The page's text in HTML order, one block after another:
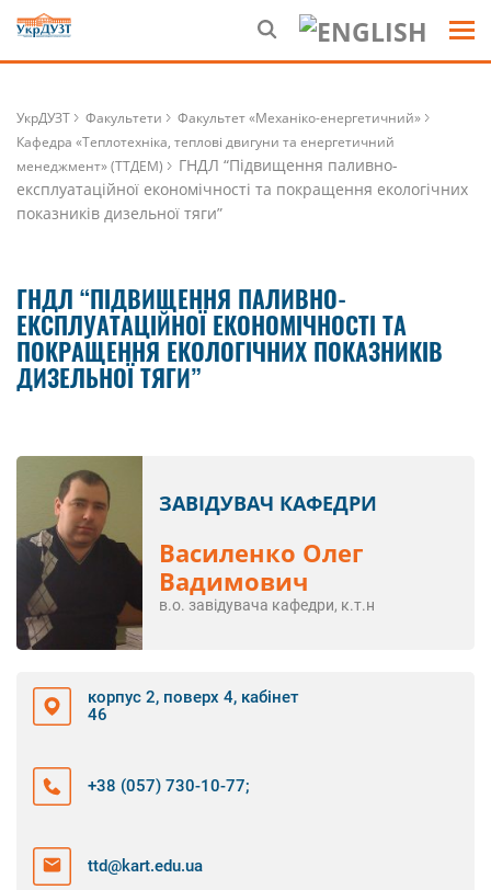
УкрДУЗТ Факультети
Факультет «Механіко-енергетичний»
Кафедра «Теплотехніка, теплові двигуни та енергетичний
менеджмент» (ТТДЕМ)
ГНДЛ “Підвищення паливно-
експлуатаційної економічності та покращення екологічних
показників дизельної тяги”
ГНДЛ “ПІДВИЩЕННЯ ПАЛИВНО-
ЕКСПЛУАТАЦІЙНОЇ ЕКОНОМІЧНОСТІ ТА
ПОКРАЩЕННЯ ЕКОЛОГІЧНИХ ПОКАЗНИКІВ
ДИЗЕЛЬНОЇ ТЯГИ”
ЗАВІДУВАЧ КАФЕДРИ
Василенко Олег
Вадимович
в.о. завідувача кафедри, к.т.н
корпус 2, поверх 4, кабінет
46
+38 (057) 730-10-77;
ttd@kart.edu.ua